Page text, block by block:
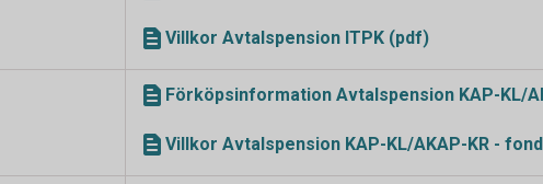
Villkor Avtalspension ITPK (pdf)
Förköpsinformation Avtalspension KAP-KL/
Villkor Avtalspension KAP-KL/AKAP-KR -